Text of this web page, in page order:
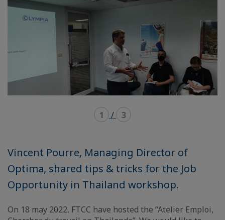
1 / 3
Vincent Pourre, Managing Director of
Optima, shared tips & tricks for the Job
Opportunity in Thailand workshop.
On 18 may 2022, FTCC have hosted the “Atelier Emploi,